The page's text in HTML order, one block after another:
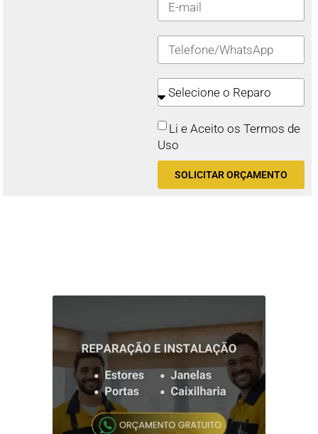
Li e Aceito os Termos de
Uso
SOLICITAR ORÇAMENTO